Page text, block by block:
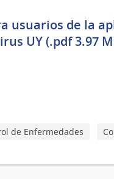
usuarios de la
UY (.pdf 3.97
de Enfermedades